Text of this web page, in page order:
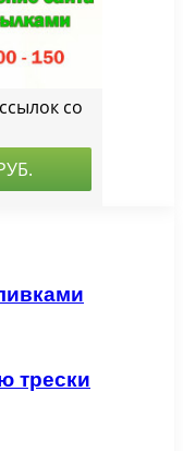
трески